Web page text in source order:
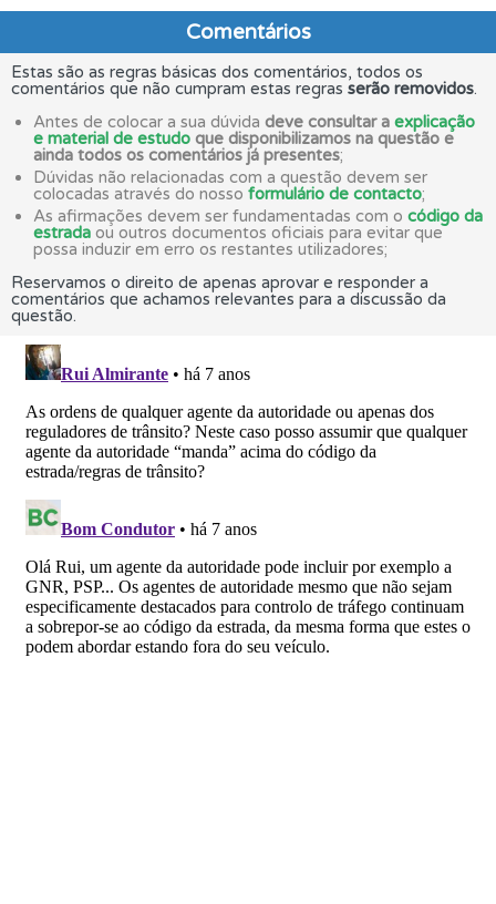
Comentários
Estas são as regras básicas dos comentários, todos os
comentários que não cumpram estas regras serão removidos.
Antes de colocar a sua dúvida deve consultar a explicação
e material de estudo que disponibilizamos na questão e
ainda todos os comentários já presentes;
Dúvidas não relacionadas com a questão devem ser
colocadas através do nosso formulário de contacto;
As afirmações devem ser fundamentadas com o código da
estrada ou outros documentos oficiais para evitar que
possa induzir em erro os restantes utilizadores;
Reservamos o direito de apenas aprovar e responder a
comentários que achamos relevantes para a discussão da
questão.